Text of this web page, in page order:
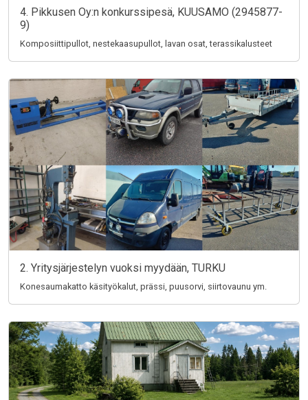
4. Pikkusen Oy:n konkurssipesä, KUUSAMO (2945877-
9)
Komposiittipullot, nestekaasupullot, lavan osat, terassikalusteet
2. Yritysjärjestelyn vuoksi myydään, TURKU
Konesaumakatto käsityökalut, prässi, puusorvi, siirtovaunu ym.